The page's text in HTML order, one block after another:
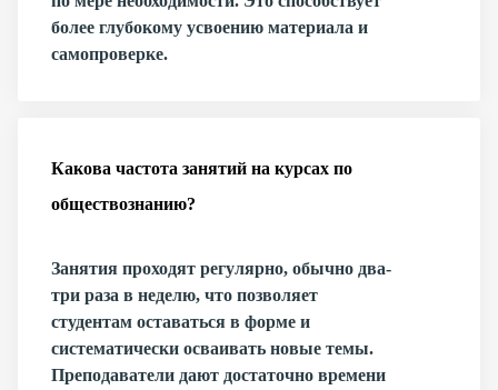
более глубокому усвоению материала и
самопроверке.
Какова частота занятий на курсах по
обществознанию?
Занятия проходят регулярно, обычно два-
три раза в неделю, что позволяет
студентам оставаться в форме и
систематически осваивать новые темы.
Преподаватели дают достаточно времени